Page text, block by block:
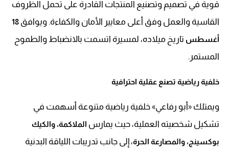
قوية في تصميم وتصنيع المنتجات القادرة على تحمل الظروف
القاسية والعمل وفق أعلى معايير الأمان والكفاءة. ويوافق 18
أغسطس تاريخ ميلاده، لمسيرة اتسمت بالانضباط والطموح
المستمر.
خلفية رياضية تصنع عقلية احترافية
ويمتلك «أبو رفاعي» خلفية رياضية متنوعة أسهمت في
تشكيل شخصيته العملية، حيث يمارس الملاكمة، والكيك
بوكسينج، والمصارعة الحرة، إلى جانب تدريبات اللياقة البدنية